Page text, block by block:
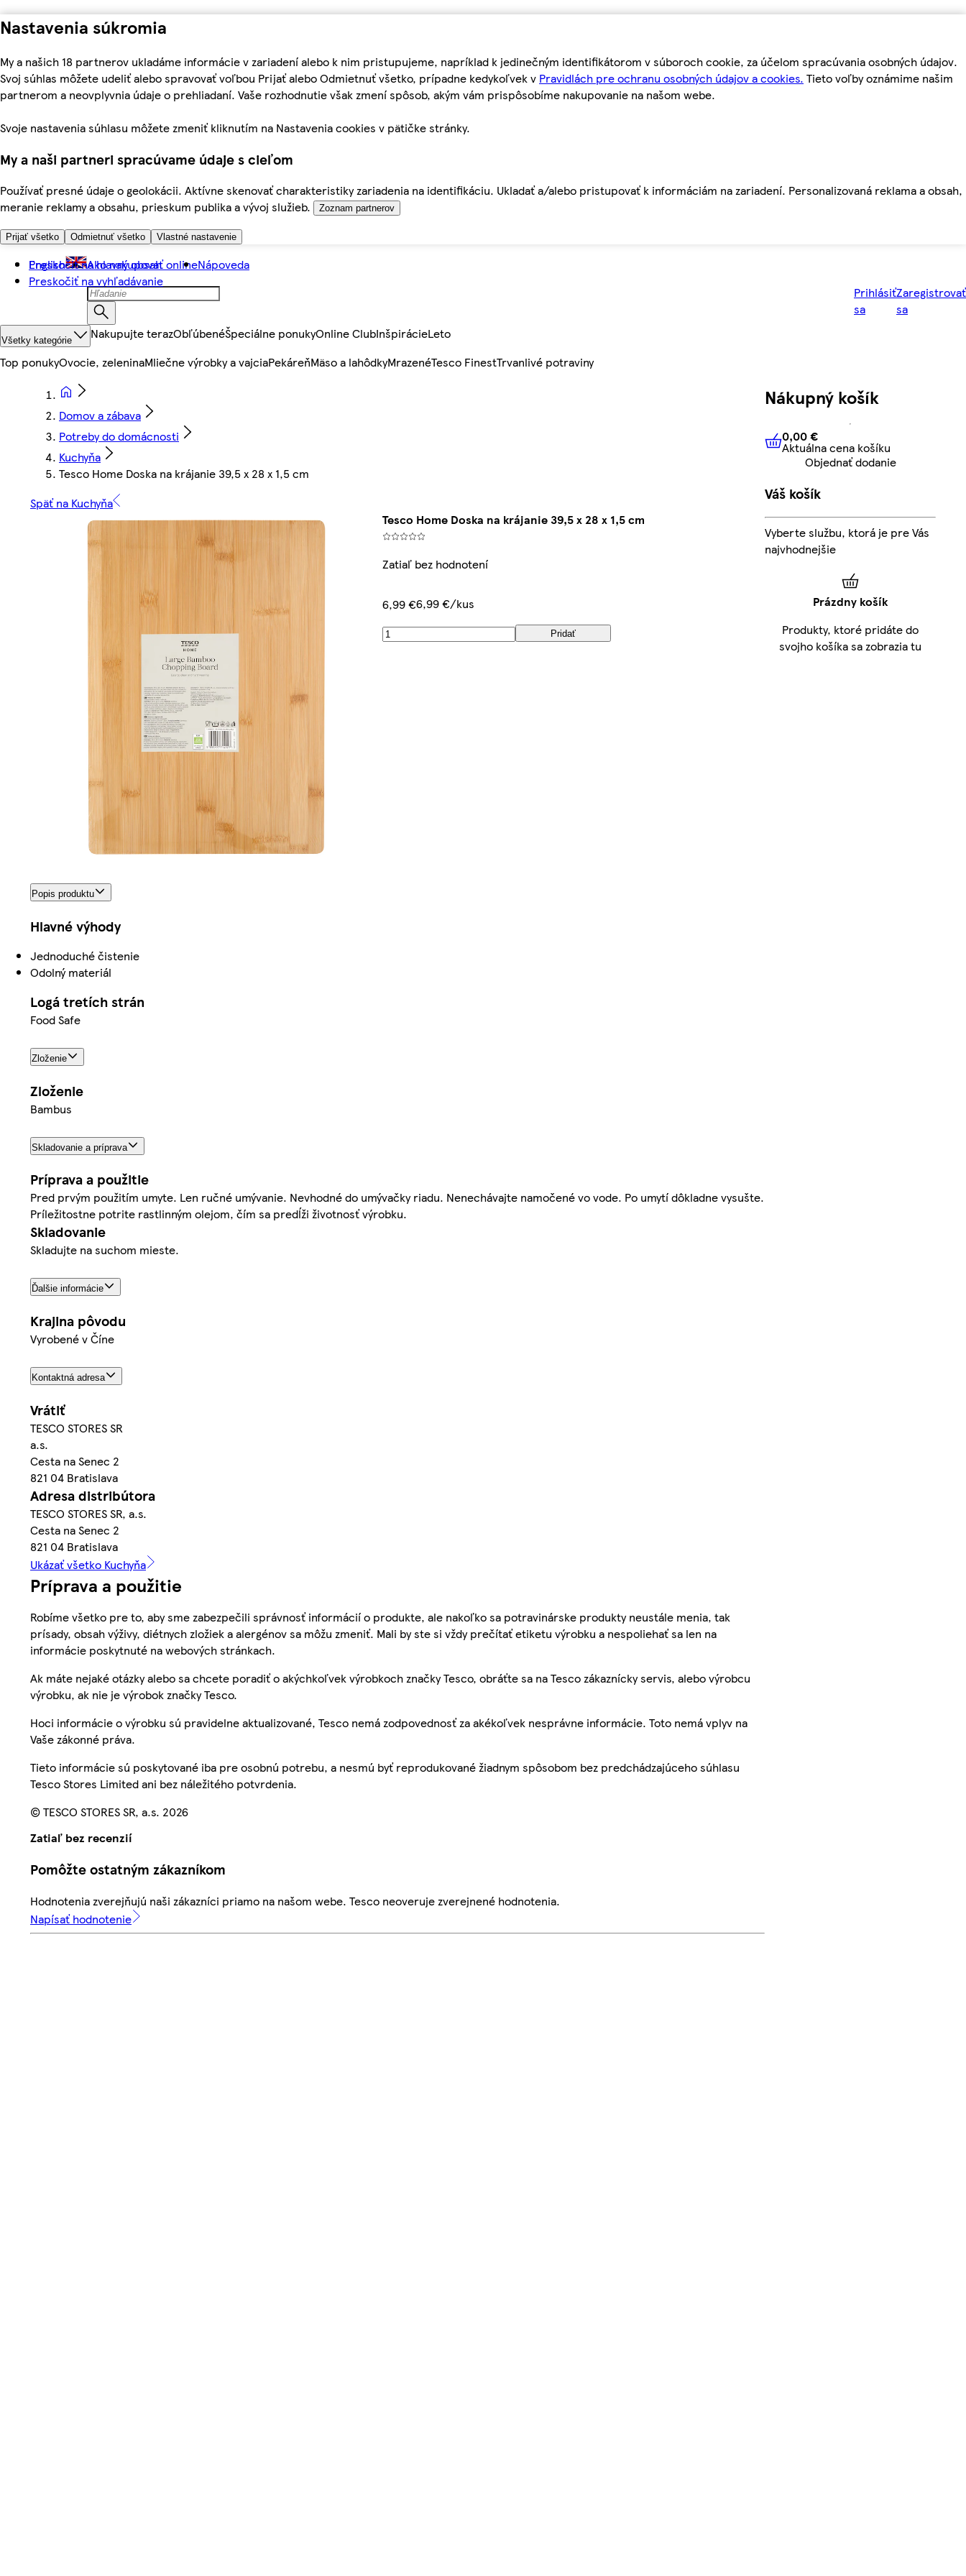
Nastavenia súkromia
My a našich 18 partnerov ukladáme informácie v zariadení alebo k nim pristupujeme, napríklad k jedinečným identifikátorom v súboroch cookie, za účelom spracúvania osobných údajov.
Svoj súhlas môžete udeliť alebo spravovať voľbou Prijať alebo Odmietnuť všetko, prípadne kedykoľvek v Pravidlách pre ochranu osobných údajov a cookies. Tieto voľby oznámime našim
partnerom a neovplyvnia údaje o prehliadaní. Vaše rozhodnutie však zmení spôsob, akým vám prispôsobíme nakupovanie na našom webe.
Svoje nastavenia súhlasu môžete zmeniť kliknutím na Nastavenia cookies v pätičke stránky.
My a naši partneri spracúvame údaje s cieľom
Používať presné údaje o geolokácii. Aktívne skenovať charakteristiky zariadenia na identifikáciu. Ukladať a/alebo pristupovať k informáciám na zariadení. Personalizovaná reklama a obsah,
meranie reklamy a obsahu, prieskum publika a vývoj služieb.
Zoznam partnerov
Prijať všetko Odmietnuť všetko Vlastné nastavenie
Preskočiť na hlavný obsah
Preskočiť na vyhľadávanie
English Ako nakupovať onlineNápoveda
Prihlásiť
sa
Zaregistrovať
sa
Všetky kategórie Nakupujte terazObľúbenéŠpeciálne ponukyOnline ClubInšpirácieLeto
Top ponukyOvocie, zeleninaMliečne výrobky a vajciaPekáreňMäso a lahôdkyMrazenéTesco FinestTrvanlivé potraviny
Domov a zábava
Potreby do domácnosti
Kuchyňa
Tesco Home Doska na krájanie 39,5 x 28 x 1,5 cm
Späť na Kuchyňa
Tesco Home Doska na krájanie 39,5 x 28 x 1,5 cm
Zatiaľ bez hodnotení
6,99 €6,99 €/kus
Pridať
Popis produktu
Hlavné výhody
Jednoduché čistenie
Odolný materiál
Logá tretích strán
Food Safe
Zloženie
Zloženie
Bambus
Skladovanie a príprava
Príprava a použitie
Pred prvým použitím umyte. Len ručné umývanie. Nevhodné do umývačky riadu. Nenechávajte namočené vo vode. Po umytí dôkladne vysušte.
Príležitostne potrite rastlinným olejom, čím sa predĺži životnosť výrobku.
Skladovanie
Skladujte na suchom mieste.
Ďalšie informácie
Krajina pôvodu
Vyrobené v Číne
Kontaktná adresa
Vrátiť
TESCO STORES SR
a.s.
Cesta na Senec 2
821 04 Bratislava
Adresa distribútora
TESCO STORES SR, a.s.
Cesta na Senec 2
821 04 Bratislava
Ukázať všetko Kuchyňa
Príprava a použitie
Robíme všetko pre to, aby sme zabezpečili správnosť informácií o produkte, ale nakoľko sa potravinárske produkty neustále menia, tak
prísady, obsah výživy, diétnych zložiek a alergénov sa môžu zmeniť. Mali by ste si vždy prečítať etiketu výrobku a nespoliehať sa len na
informácie poskytnuté na webových stránkach.
Ak máte nejaké otázky alebo sa chcete poradiť o akýchkoľvek výrobkoch značky Tesco, obráťte sa na Tesco zákaznícky servis, alebo výrobcu
výrobku, ak nie je výrobok značky Tesco.
Hoci informácie o výrobku sú pravidelne aktualizované, Tesco nemá zodpovednosť za akékoľvek nesprávne informácie. Toto nemá vplyv na
Vaše zákonné práva.
Tieto informácie sú poskytované iba pre osobnú potrebu, a nesmú byť reprodukované žiadnym spôsobom bez predchádzajúceho súhlasu
Tesco Stores Limited ani bez náležitého potvrdenia.
© TESCO STORES SR, a.s. 2026
Zatiaľ bez recenzií
Pomôžte ostatným zákazníkom
Hodnotenia zverejňujú naši zákazníci priamo na našom webe. Tesco neoveruje zverejnené hodnotenia.
Napísať hodnotenie
Nákupný košík
0,00 € Aktuálna cena košíku
0,00 €
Aktuálna cena košíku
Objednať dodanie
Váš košík
Vyberte službu, ktorá je pre Vás
najvhodnejšie
Prázdny košík
Produkty, ktoré pridáte do
svojho košíka sa zobrazia tu